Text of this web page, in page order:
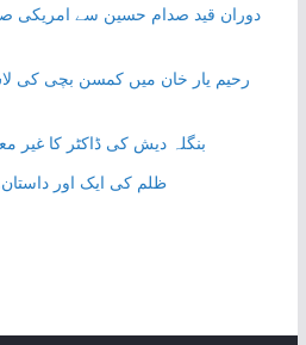
دوران قید صدام حسین سے امریکی
رحیم یار خان میں کمسن بچی کی
بنگلہ دیش کی ڈاکٹر کا غیر
ظلم کی ایک اور